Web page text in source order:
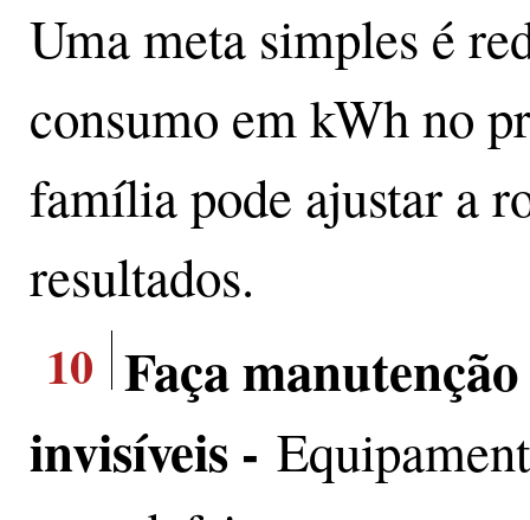
Uma meta simples é
consumo em kWh no
família pode ajustar a
resultados.
10 Faça
invisíveis -